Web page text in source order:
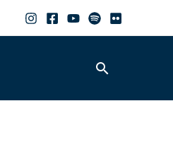
Pesquisar